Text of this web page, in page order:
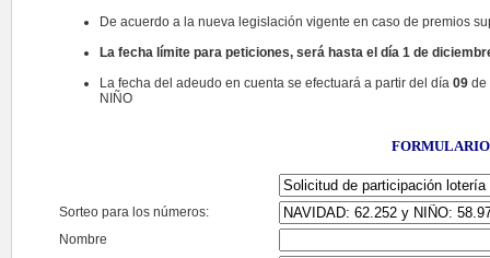
De acuerdo a la nueva legislación vigente en caso de premios
La fecha límite para peticiones, será hasta el día 1 de
La fecha del adeudo en cuenta se efectuará a partir del día 09de
NIÑO
Sorteo para los números:
Nombre